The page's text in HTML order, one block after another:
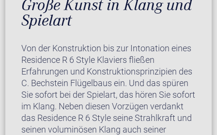
Große Kunst in Klang und
Spielart
Von der Konstruktion bis zur Intonation eines
Residence R 6 Style Klaviers fließen
Erfahrungen und Konstruktionsprinzipien des
C. Bechstein Flügelbaus ein. Und das spüren
Sie sofort bei der Spielart, das hören Sie sofort
im Klang. Neben diesen Vorzügen verdankt
das Residence R 6 Style seine Strahlkraft und
seinen voluminösen Klang auch seiner